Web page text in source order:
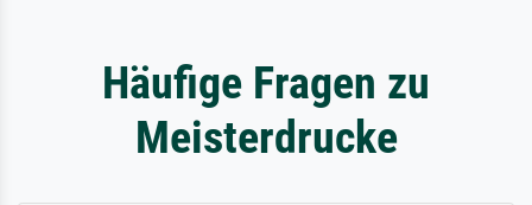
Häufige Fragen zu
Meisterdrucke